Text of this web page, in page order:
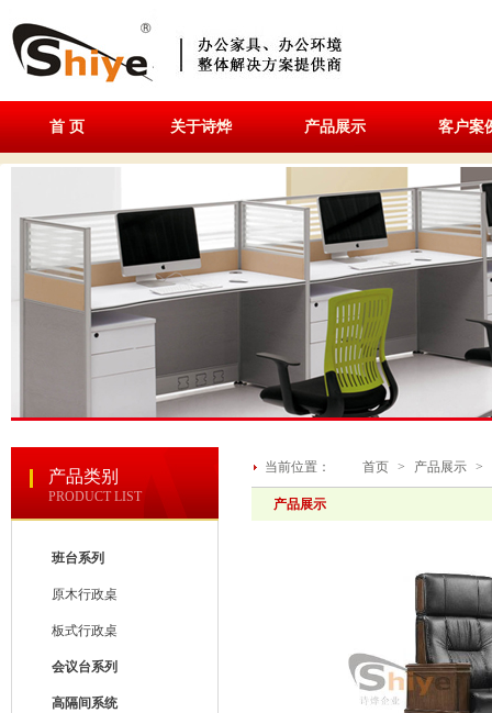
首 页 关于诗烨 产品展示 客户案
产品类别
PRODUCT LIST
班台系列
原木行政桌
板式行政桌
会议台系列
高隔间系统
当前位置： 首页 > 产品展示 >
产品展示